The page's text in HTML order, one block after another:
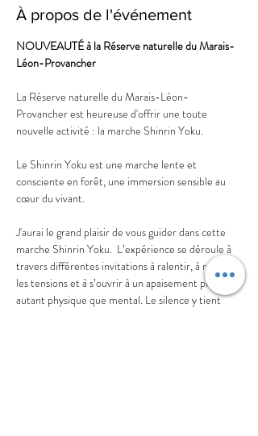
À propos de l'événement
NOUVEAUTÉ à la Réserve naturelle du Marais-
Léon-Provancher
La Réserve naturelle du Marais-Léon-
Provancher est heureuse d'offrir une toute
nouvelle activité : la marche Shinrin Yoku.
Le Shinrin Yoku est une marche lente et
consciente en forêt, une immersion sensible au
cœur du vivant.
J'aurai le grand plaisir de vous guider dans cette
marche Shinrin Yoku.  L’expérience se déroule à
travers différentes invitations à ralentir, à relâcher
les tensions et à s’ouvrir à un apaisement profond,
autant physique que mental. Le silence y tient